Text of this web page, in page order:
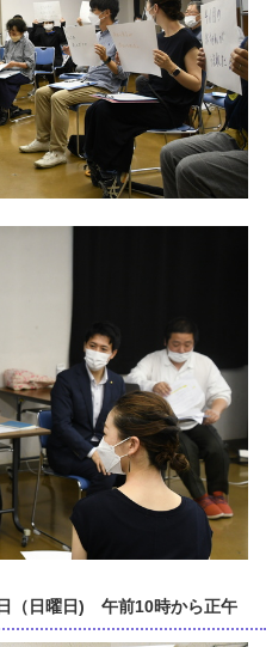
（日曜日) 午前10時から正午